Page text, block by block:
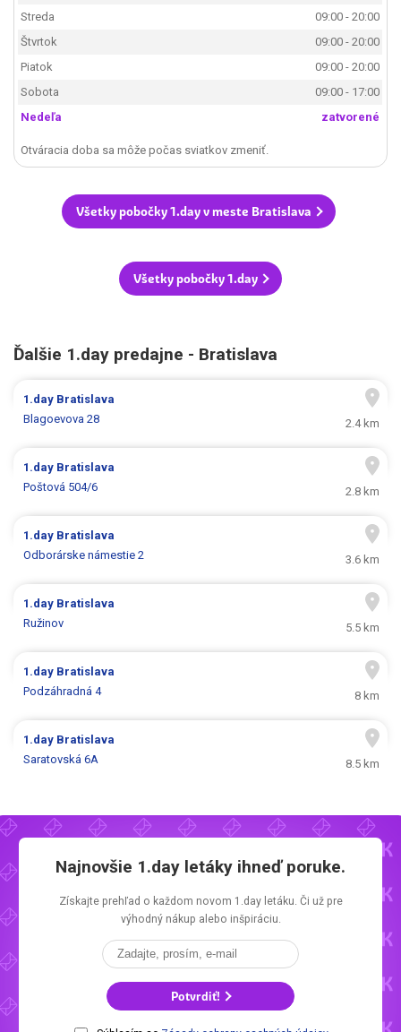
Streda
09:00 - 20:00
Štvrtok
09:00 - 20:00
Piatok
09:00 - 20:00
Sobota
09:00 - 17:00
Nedeľa
zatvorené
Otváracia doba sa môže počas sviatkov zmeniť.
Všetky pobočky 1.day v meste Bratislava
Všetky pobočky 1.day
Ďalšie 1.day predajne - Bratislava
1.day Bratislava
Blagoevova 28
2.4 km
1.day Bratislava
Poštová 504/6
2.8 km
1.day Bratislava
Odborárske námestie 2
3.6 km
1.day Bratislava
Ružinov
5.5 km
1.day Bratislava
Podzáhradná 4
8 km
1.day Bratislava
Saratovská 6A
8.5 km
Najnovšie 1.day letáky ihneď poruke.
Získajte prehľad o každom novom 1.day letáku. Či už pre
výhodný nákup alebo inšpiráciu.
Potvrdiť!